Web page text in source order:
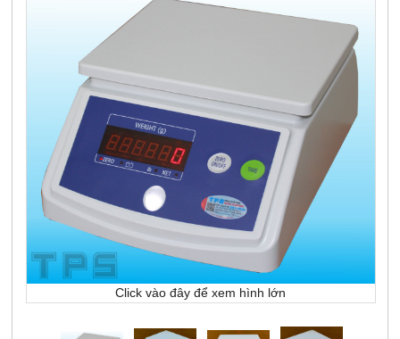
Click vào đây để xem hình lớn